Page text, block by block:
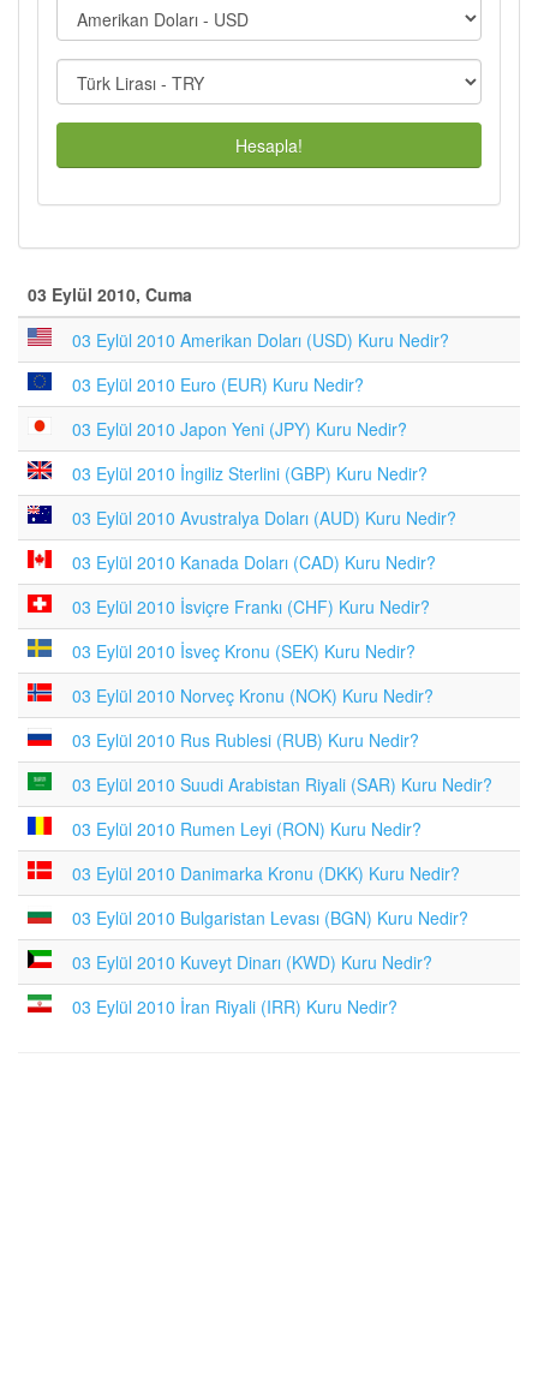
Hesapla!
03 Eylül 2010, Cuma
03 Eylül 2010 Amerikan Doları (USD) Kuru Nedir?
03 Eylül 2010 Euro (EUR) Kuru Nedir?
03 Eylül 2010 Japon Yeni (JPY) Kuru Nedir?
03 Eylül 2010 İngiliz Sterlini (GBP) Kuru Nedir?
03 Eylül 2010 Avustralya Doları (AUD) Kuru Nedir?
03 Eylül 2010 Kanada Doları (CAD) Kuru Nedir?
03 Eylül 2010 İsviçre Frankı (CHF) Kuru Nedir?
03 Eylül 2010 İsveç Kronu (SEK) Kuru Nedir?
03 Eylül 2010 Norveç Kronu (NOK) Kuru Nedir?
03 Eylül 2010 Rus Rublesi (RUB) Kuru Nedir?
03 Eylül 2010 Suudi Arabistan Riyali (SAR) Kuru Nedir?
03 Eylül 2010 Rumen Leyi (RON) Kuru Nedir?
03 Eylül 2010 Danimarka Kronu (DKK) Kuru Nedir?
03 Eylül 2010 Bulgaristan Levası (BGN) Kuru Nedir?
03 Eylül 2010 Kuveyt Dinarı (KWD) Kuru Nedir?
03 Eylül 2010 İran Riyali (IRR) Kuru Nedir?